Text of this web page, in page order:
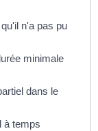
n'a pas pu
minimale
dans le
à temps